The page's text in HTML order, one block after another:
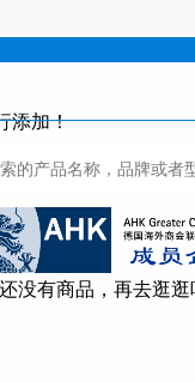
添加！
没有商品，再去逛逛